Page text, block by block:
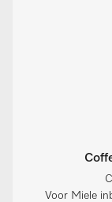
Voor Miele